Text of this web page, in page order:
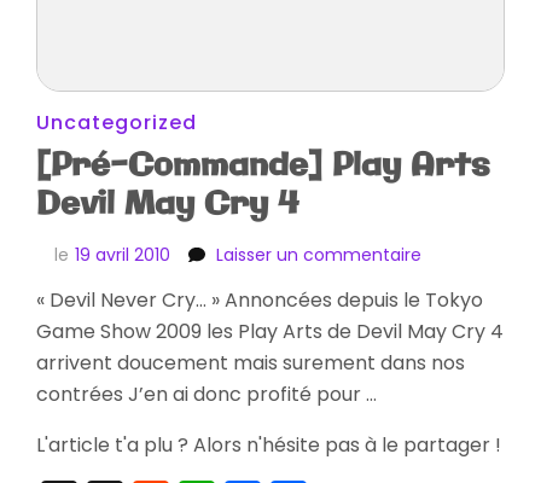
Uncategorized
[Pré-Commande] Play Arts
Devil May Cry 4
le 19 avril 2010 Laisser un commentaire
Commande]
Play
Arts
4
« Devil Never Cry… » Annoncées depuis le Tokyo
Game Show 2009 les Play Arts de Devil May Cry 4
arrivent doucement mais surement dans nos
contrées J’en ai donc profité pour …
L'article t'a plu ? Alors n'hésite pas à le partager !